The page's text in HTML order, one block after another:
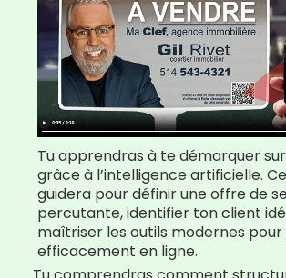
Tu apprendras à te démarquer
grâce à l’intelligence artificielle.
guidera pour définir une offre de
percutante, identifier ton client
maîtriser les outils modernes
efficacement en ligne.